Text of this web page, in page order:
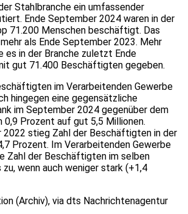
Stahlbranche ein umfassender
Ende September 2024 waren in der
71.200 Menschen beschäftigt. Das
als Ende September 2023. Mehr
in der Branche zuletzt Ende
gut 71.400 Beschäftigten gegeben.
im Verarbeitenden Gewerbe
hingegen eine gegensätzliche
im September 2024 gegenüber dem
0,9 Prozent auf gut 5,5 Millionen.
2022 stieg Zahl der Beschäftigten in der
Prozent. Im Verarbeitenden Gewerbe
Zahl der Beschäftigten im selben
wenn auch weniger stark (+1,4
(Archiv), via dts Nachrichtenagentur